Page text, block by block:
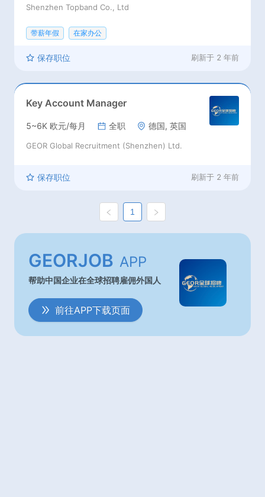
疆, 柬埔寨, 印尼, 约旦, 科威特, 黎巴
坡, 印度, 阿曼, 卡塔尔, 泰国, 韩国, 南
克, 巴勒斯坦, 马尔代夫, 阿富汗, 也
律宾, 斯里兰卡, 叙利亚, 塔吉克斯坦,
土库曼斯坦, 乌兹别克斯坦, 亚美尼亚,
巴林, 不丹, 文莱, 缅甸, 格鲁吉亚, 伊
朗, 哈萨克斯坦, 吉尔吉斯斯坦, 老挝,
白俄罗斯, 波斯尼亚, 保加利亚, 捷克
陀, 冰岛, 爱尔兰, 拉脱维亚, 列支敦斯
登, 卢森堡, 北马其顿, 马耳他, 摩尔多
亚, 索马里, 塞拉利昂, 塞舌尔, 圣多美
和普林西比, 塞内加尔, 卢旺达, 留尼
汪, 莫桑比克, 纳米比亚, 苏丹, 斯威士
刚果（金）, 赞比亚, 津巴布韦, 阿尔
纳法索, 布隆迪, 喀麦隆, 佛得角, 中非
共和国, 乍得, 刚果（布）, 吉布提, 埃
塞俄比亚, 加蓬, 冈比亚, 加纳, 几内
亚, 科特迪瓦, 莱索托, 利比里亚, 利比
Shenzhen Topband Co., Ltd
带薪年假 在家办公
保存职位 刷新于 2 年前
Key Account Manager
5~6K 欧元/每月 全职 德国, 英国
GEOR Global Recruitment (Shenzhen) Ltd.
保存职位 刷新于 2 年前
1
GEORJOB APP
帮助中国企业在全球招聘雇佣外国人
前往APP下载页面